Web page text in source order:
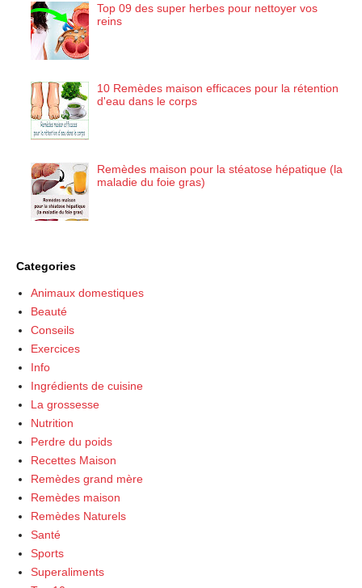
Top 09 des super herbes pour nettoyer vos
reins
10 Remèdes maison efficaces pour la rétention
d'eau dans le corps
Remèdes maison pour la stéatose hépatique (la
maladie du foie gras)
Categories
Animaux domestiques
Beauté
Conseils
Exercices
Info
Ingrédients de cuisine
La grossesse
Nutrition
Perdre du poids
Recettes Maison
Remèdes grand mère
Remèdes maison
Remèdes Naturels
Santé
Sports
Superaliments